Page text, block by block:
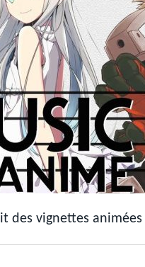
des vignettes